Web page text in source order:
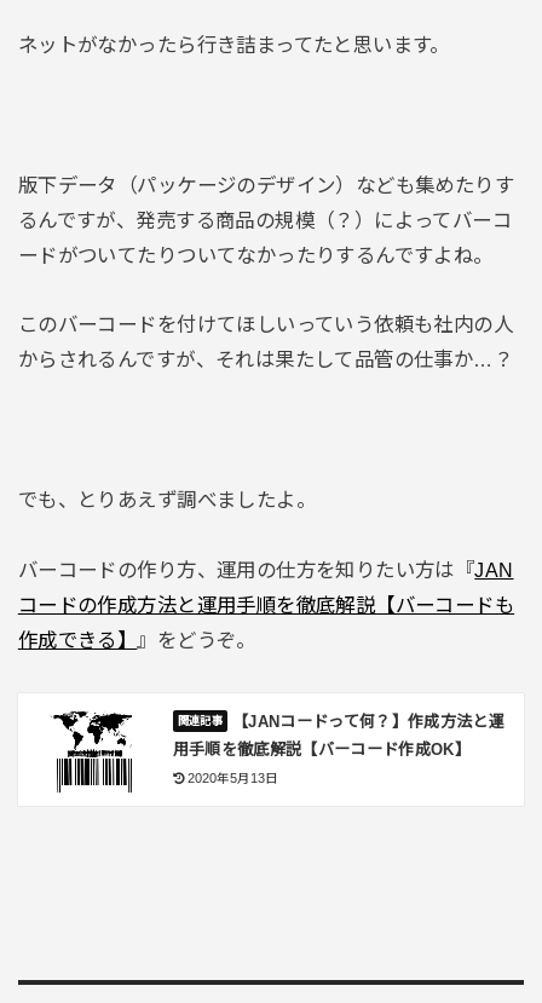
ネットがなかったら行き詰まってたと思います。
版下データ（パッケージのデザイン）なども集めたりす
るんですが、発売する商品の規模（？）によってバーコ
ードがついてたりついてなかったりするんですよね。
このバーコードを付けてほしいっていう依頼も社内の人
からされるんですが、それは果たして品管の仕事か…？
でも、とりあえず調べましたよ。
バーコードの作り方、運用の仕方を知りたい方は『JAN
コードの作成方法と運用手順を徹底解説【バーコードも
作成できる】
』をどうぞ。
【JANコードって何？】作成方法と運
用手順を徹底解説【バーコード作成OK】
2020年5月13日